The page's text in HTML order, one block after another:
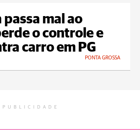
mal ao
o controle e
carro em PG
PONTA GROSSA
PUBLICIDADE